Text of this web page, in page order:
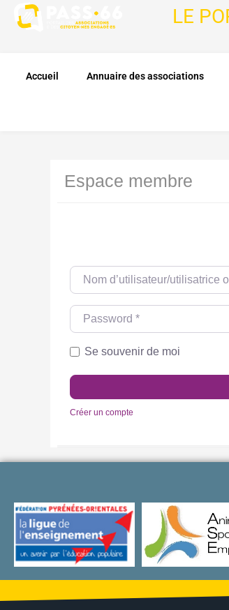
LE
Accueil Annuaire des associations
Espace membre
Nom d’utilisateur/utilisatrice ou
Password
Se souvenir de moi
Créer un compte